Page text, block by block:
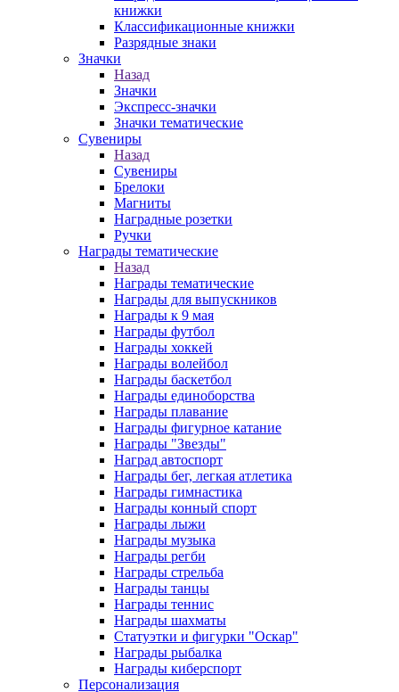
книжки
Классификационные книжки
Разрядные знаки
Значки
Назад
Значки
Экспресс-значки
Значки тематические
Сувениры
Назад
Сувениры
Брелоки
Магниты
Наградные розетки
Ручки
Награды тематические
Назад
Награды тематические
Награды для выпускников
Награды к 9 мая
Награды футбол
Награды хоккей
Награды волейбол
Награды баскетбол
Награды единоборства
Награды плавание
Награды фигурное катание
Награды "Звезды"
Наград автоспорт
Награды бег, легкая атлетика
Награды гимнастика
Награды конный спорт
Награды лыжи
Награды музыка
Награды регби
Награды стрельба
Награды танцы
Награды теннис
Награды шахматы
Статуэтки и фигурки "Оскар"
Награды рыбалка
Награды киберспорт
Персонализация